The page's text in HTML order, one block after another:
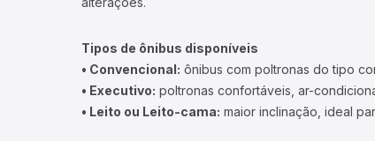
Tipos de ônibus disponíveis
• Convencional: ônibus com poltronas do tipo
• Executivo: poltronas confortáveis, ar-
• Leito ou Leito-cama: maior inclinação, ideal